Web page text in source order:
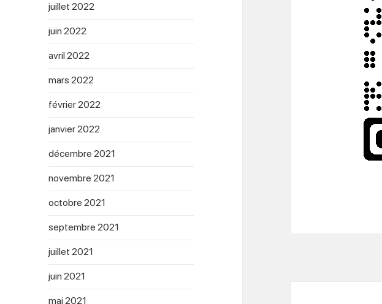
juillet 2022
juin 2022
avril 2022
mars 2022
février 2022
janvier 2022
décembre 2021
novembre 2021
octobre 2021
septembre 2021
juillet 2021
juin 2021
mai 2021